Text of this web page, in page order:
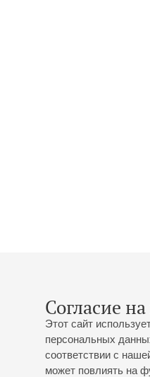
Согласие
Этот сайт
персональных
соответствии с
может повлиять на